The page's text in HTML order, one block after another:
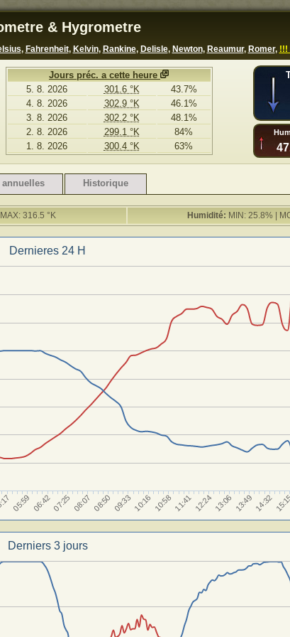
& Hygrometre
, Fahrenheit, Kelvin, Rankine, Delisle, Newton, Reaumur, Romer, !!!
Jours préc. a cette heure
5. 8. 2026
301.6 °K
43.7%
4. 8. 2026
302.9 °K
46.1%
3. 8. 2026
302.2 °K
48.1%
2. 8. 2026
299.1 °K
84%
1. 8. 2026
300.4 °K 63%
annuelles Historique
316.5 °K Humidité: MIN: 25.8% |
Dernieres 24 H
05:59 06:4207:25 08:07 08:50 09:33 10:16 10:58 11:41 12:24 13:06 13:49 14:32
Derniers 3 jours